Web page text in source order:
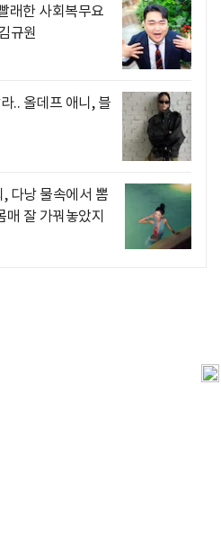
래한 사회복무요
규원
.. 올데프 애니, 블
다낭 물속에서 뽐
잘 가꿔놓았지